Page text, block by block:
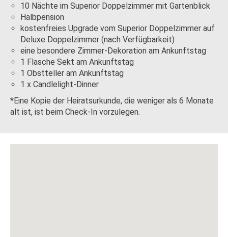
10 Nächte im Superior Doppelzimmer mit Gartenblick
Halbpension
kostenfreies Upgrade vom Superior Doppelzimmer auf
Deluxe Doppelzimmer (nach Verfügbarkeit)
eine besondere Zimmer-Dekoration am Ankunftstag
1 Flasche Sekt am Ankunftstag
1 Obstteller am Ankunftstag
1 x Candlelight-Dinner
*Eine Kopie der Heiratsurkunde, die weniger als 6 Monate
alt ist, ist beim Check-In vorzulegen.